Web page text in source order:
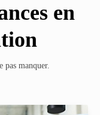
en
pas manquer.